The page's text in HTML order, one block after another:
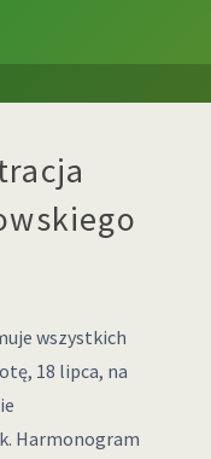
wszystkich
18 lipca, na
Harmonogram